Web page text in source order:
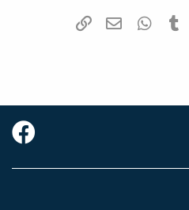
Pinterest
Tumblr
WhatsAppדואר אלקטרוני